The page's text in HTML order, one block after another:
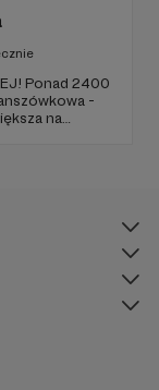
Ponad 2400
-
na